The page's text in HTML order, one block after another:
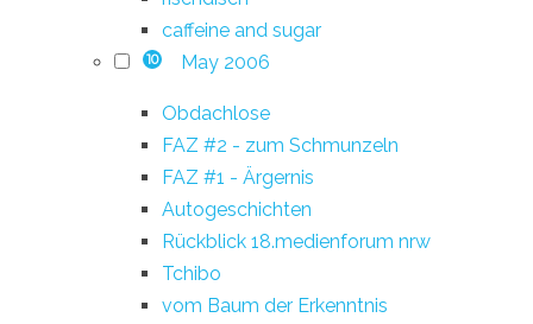
caffeine and sugar
10 May 2006
Obdachlose
FAZ #2 - zum Schmunzeln
FAZ #1 - Ärgernis
Autogeschichten
Rückblick 18.medienforum nrw
Tchibo
vom Baum der Erkenntnis